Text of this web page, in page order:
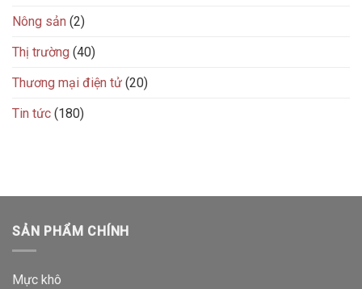
Nông sản (2)
Thị trường (40)
Thương mại điện tử (20)
Tin tức (180)
SẢN PHẨM CHÍNH
Mực khô